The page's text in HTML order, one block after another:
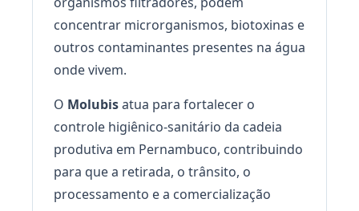
concentrar microrganismos, biotoxinas e
outros contaminantes presentes na água
onde vivem.
O Molubisatua para fortalecer o
controle higiênico-sanitário da cadeia
produtiva em Pernambuco, contribuindo
para que a retirada, o trânsito, o
processamento e a comercialização